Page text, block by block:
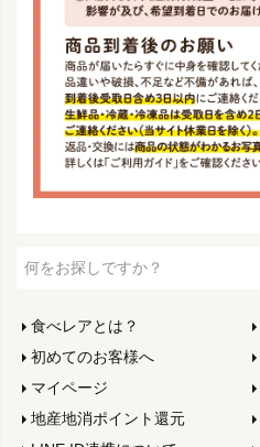
食べレアとは？
初めてのお客様へ
マイページ
地産地消ポイント還元